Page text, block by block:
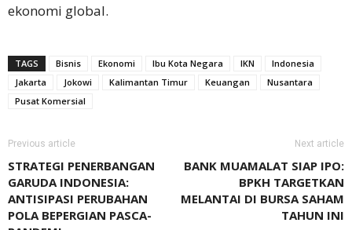
ekonomi global.
TAGS Bisnis Ekonomi Ibu Kota Negara IKN
Indonesia
Jakarta
Jokowi Kalimantan Timur Keuangan
Nusantara
Pusat Komersial
Previous article
STRATEGI PENERBANGAN
GARUDA INDONESIA:
ANTISIPASI PERUBAHAN
POLA BEPERGIAN PASCA-
Next article
BANK MUAMALAT SIAP IPO:
BPKH TARGETKAN
MELANTAI DI BURSA SAHAM
TAHUN INI